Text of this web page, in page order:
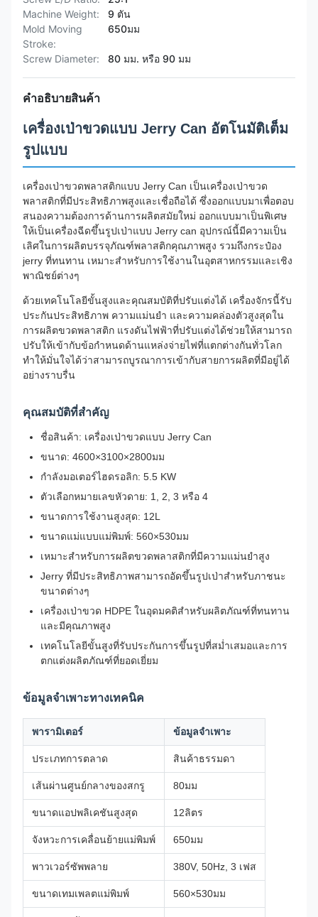
Machine Weight:
9 ตัน
Mold Moving
Stroke:
650มม
Screw Diameter: 80 มม. หรือ 90 มม
คำอธิบายสินค้า
เครื่องเป่าขวดแบบ Jerry Can อัตโนมัติเต็ม
รูปแบบ
เครื่องเป่าขวดพลาสติกแบบ Jerry Can เป็นเครื่องเป่าขวด
พลาสติกที่มีประสิทธิภาพสูงและเชื่อถือได้ ซึ่งออกแบบมาเพื่อตอบ
สนองความต้องการด้านการผลิตสมัยใหม่ ออกแบบมาเป็นพิเศษ
ให้เป็นเครื่องฉีดขึ้นรูปเป่าแบบ Jerry can อุปกรณ์นี้มีความเป็น
เลิศในการผลิตบรรจุภัณฑ์พลาสติกคุณภาพสูง รวมถึงกระป๋อง
jerry ที่ทนทาน เหมาะสำหรับการใช้งานในอุตสาหกรรมและเชิง
พาณิชย์ต่างๆ
ด้วยเทคโนโลยีขั้นสูงและคุณสมบัติที่ปรับแต่งได้ เครื่องจักรนี้รับ
ประกันประสิทธิภาพ ความแม่นยำ และความคล่องตัวสูงสุดใน
การผลิตขวดพลาสติก แรงดันไฟฟ้าที่ปรับแต่งได้ช่วยให้สามารถ
ปรับให้เข้ากับข้อกำหนดด้านแหล่งจ่ายไฟที่แตกต่างกันทั่วโลก
ทำให้มั่นใจได้ว่าสามารถบูรณาการเข้ากับสายการผลิตที่มีอยู่ได้
อย่างราบรื่น
คุณสมบัติที่สำคัญ
ชื่อสินค้า: เครื่องเป่าขวดแบบ Jerry Can
ขนาด: 4600×3100×2800มม
กำลังมอเตอร์ไฮดรอลิก: 5.5 KW
ตัวเลือกหมายเลขหัวดาย: 1, 2, 3 หรือ 4
ขนาดการใช้งานสูงสุด: 12L
ขนาดแม่แบบแม่พิมพ์: 560×530มม
เหมาะสำหรับการผลิตขวดพลาสติกที่มีความแม่นยำสูง
Jerry ที่มีประสิทธิภาพสามารถอัดขึ้นรูปเป่าสำหรับภาชนะ
ขนาดต่างๆ
เครื่องเป่าขวด HDPE ในอุดมคติสำหรับผลิตภัณฑ์ที่ทนทาน
และมีคุณภาพสูง
เทคโนโลยีขั้นสูงที่รับประกันการขึ้นรูปที่สม่ำเสมอและการ
ตกแต่งผลิตภัณฑ์ที่ยอดเยี่ยม
ข้อมูลจำเพาะทางเทคนิค
พารามิเตอร์ ข้อมูลจำเพาะ
ประเภทการตลาด สินค้าธรรมดา
เส้นผ่านศูนย์กลางของสกรู 80มม
ขนาดแอปพลิเคชันสูงสุด 12ลิตร
จังหวะการเคลื่อนย้ายแม่พิมพ์ 650มม
พาวเวอร์ซัพพลาย 380V, 50Hz, 3 เฟส
ขนาดเทมเพลตแม่พิมพ์ 560×530มม